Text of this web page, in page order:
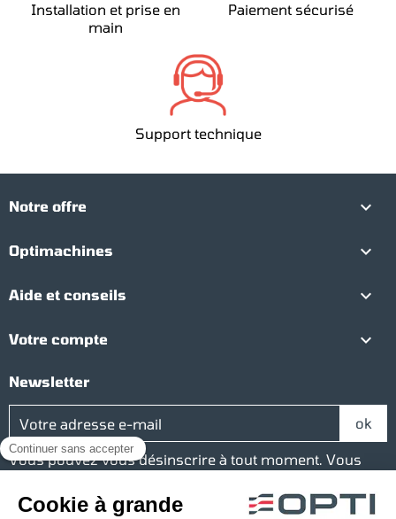
Installation et prise en
main
Paiement sécurisé
Support technique
Notre offre 
Optimachines 
Aide et conseils 
Votre compte 
Newsletter
Vous pouvez vous désinscrire à tout moment. Vous
les conditions d'utilisation du site.